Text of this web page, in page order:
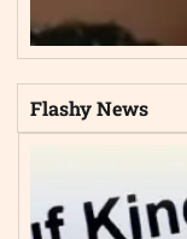
Flashy News